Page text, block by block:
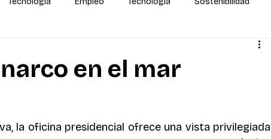
en el mar
la oficina presidencial ofrece una vista privilegiada